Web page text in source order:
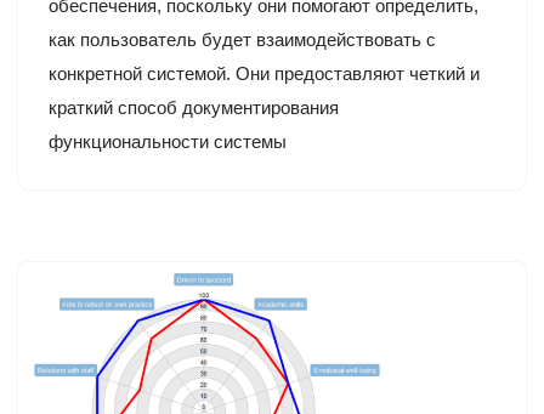
обеспечения, поскольку они помогают определить,
как пользователь будет взаимодействовать с
конкретной системой. Они предоставляют четкий и
краткий способ документирования
функциональности системы